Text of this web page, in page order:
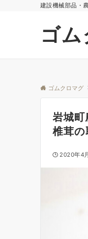
建設機械部品・
ゴ
ゴムクロマグ
岩城町
椎茸の
2020年4